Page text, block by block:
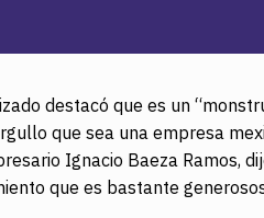
destacó que es un
que sea una empresa
Ignacio Baeza Ramos,
que es bastante